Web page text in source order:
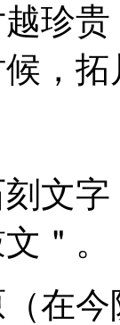
珍
，
文
＂。
在